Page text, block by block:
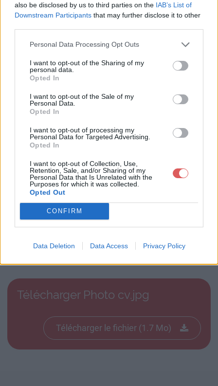
also be disclosed by us to third parties on the IAB’s List of
Downstream Participants that may further disclose it to other
Personal Data Processing Opt Outs
I want to opt-out of the Sharing of my
personal data.
Opted In
I want to opt-out of the Sale of my
Personal Data.
Opted In
I want to opt-out of processing my
Personal Data for Targeted Advertising.
Opted In
I want to opt-out of Collection, Use,
Retention, Sale, and/or Sharing of my
Personal Data that Is Unrelated with the
Purposes for which it was collected.
Opted Out
CONFIRM
Data Deletion Data Access Privacy Policy
Partager le fichier Photo cv.jpg
sur le Web et les réseaux
sociaux:
Télécharger Photo cv.jpg
Télécharger le fichier (1.7 Mo)